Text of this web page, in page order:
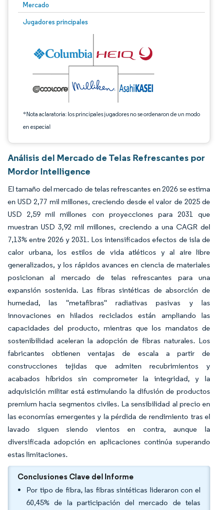
Mercado
Jugadores principales
*Nota aclaratoria: los principales jugadores no se ordenaron de un modo
en especial
Imagen © Mordor Intelligence. El uso requiere atribución según CC BY 4.0.
Análisis del Mercado de Telas Refrescantes por
Mordor Intelligence
El tamaño del mercado de telas refrescantes en 2026 se estima
en USD 2,77 mil millones, creciendo desde el valor de 2025 de
USD 2,59 mil millones con proyecciones para 2031 que
muestran USD 3,92 mil millones, creciendo a una CAGR del
7,13% entre 2026 y 2031. Los intensificados efectos de isla de
calor urbana, los estilos de vida atléticos y al aire libre
generalizados, y los rápidos avances en ciencia de materiales
posicionan al mercado de telas refrescantes para una
expansión sostenida. Las fibras sintéticas de absorción de
humedad, las "metafibras" radiativas pasivas y las
innovaciones en hilados reciclados están ampliando las
capacidades del producto, mientras que los mandatos de
sostenibilidad aceleran la adopción de fibras naturales. Los
fabricantes obtienen ventajas de escala a partir de
construcciones tejidas que admiten recubrimientos y
acabados híbridos sin comprometer la integridad, y la
adquisición militar está estimulando la difusión de productos
premium hacia segmentos civiles. La sensibilidad al precio en
las economías emergentes y la pérdida de rendimiento tras el
lavado siguen siendo vientos en contra, aunque la
diversificada adopción en aplicaciones continúa superando
estas limitaciones.
Conclusiones Clave del Informe
Por tipo de fibra, las fibras sintéticas lideraron con el
60,45% de la participación del mercado de telas